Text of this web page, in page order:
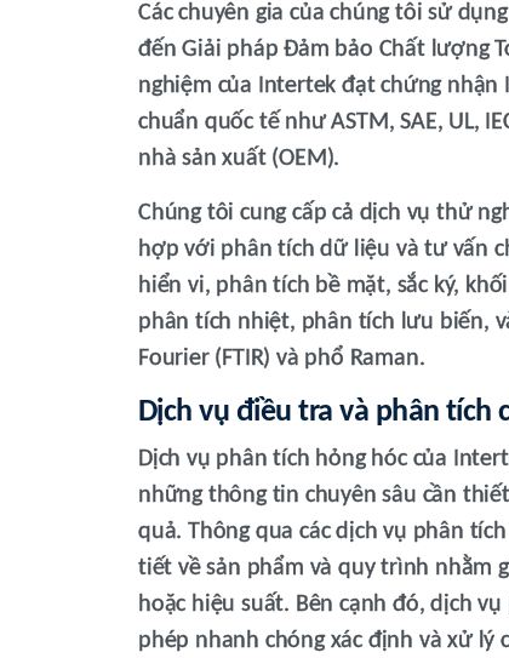
Các chuyên gia của chúng tôi sử
đến Giải pháp Đảm bảo Chất lượng
nghiệm của Intertek đạt chứng
chuẩn quốc tế như ASTM, SAE, UL,
nhà sản xuất (OEM).
Chúng tôi cung cấp cả dịch vụ thử
hợp với phân tích dữ liệu và tư vấn
hiển vi, phân tích bề mặt, sắc ký,
phân tích nhiệt, phân tích lưu biến,
Fourier (FTIR) và phổ Raman.
Dịch vụ điều tra và phân tích
Dịch vụ phân tích hỏng hóc của
những thông tin chuyên sâu cần
quả. Thông qua các dịch vụ phân
tiết về sản phẩm và quy trình nhằm
hoặc hiệu suất. Bên cạnh đó, dịch
phép nhanh chóng xác định và xử lý